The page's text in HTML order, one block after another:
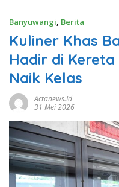
Banyuwangi, Berita
Kuliner Khas
Hadir di Kereta
Naik Kelas
Actanews.id
31 Mei 2026